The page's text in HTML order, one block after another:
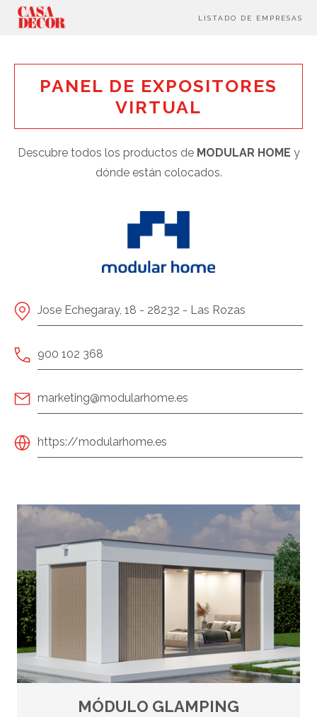
LISTADO DE EMPRESAS
PANEL DE EXPOSITORES
VIRTUAL
Descubre todos los productos de MODULAR HOME y
dónde están colocados.
Jose Echegaray, 18 - 28232 - Las Rozas
900 102 368
marketing@modularhome.es
https://modularhome.es
MÓDULO GLAMPING